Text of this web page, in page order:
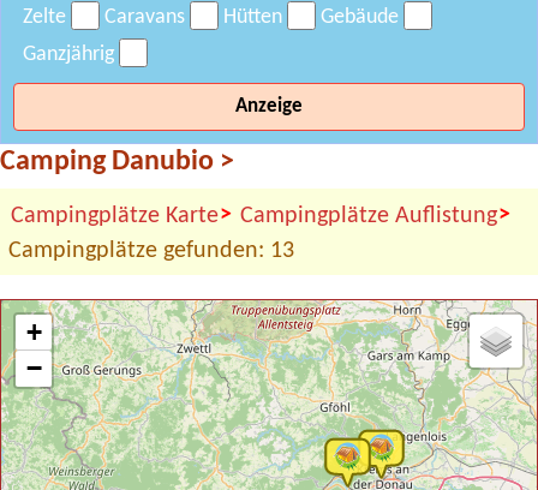
Zelte Caravans Hütten
Gebäude
Ganzjährig
Anzeige
Camping Danubio >
Campingplätze Karte> Campingplätze Auflistung>
Campingplätze gefunden: 13
+
−